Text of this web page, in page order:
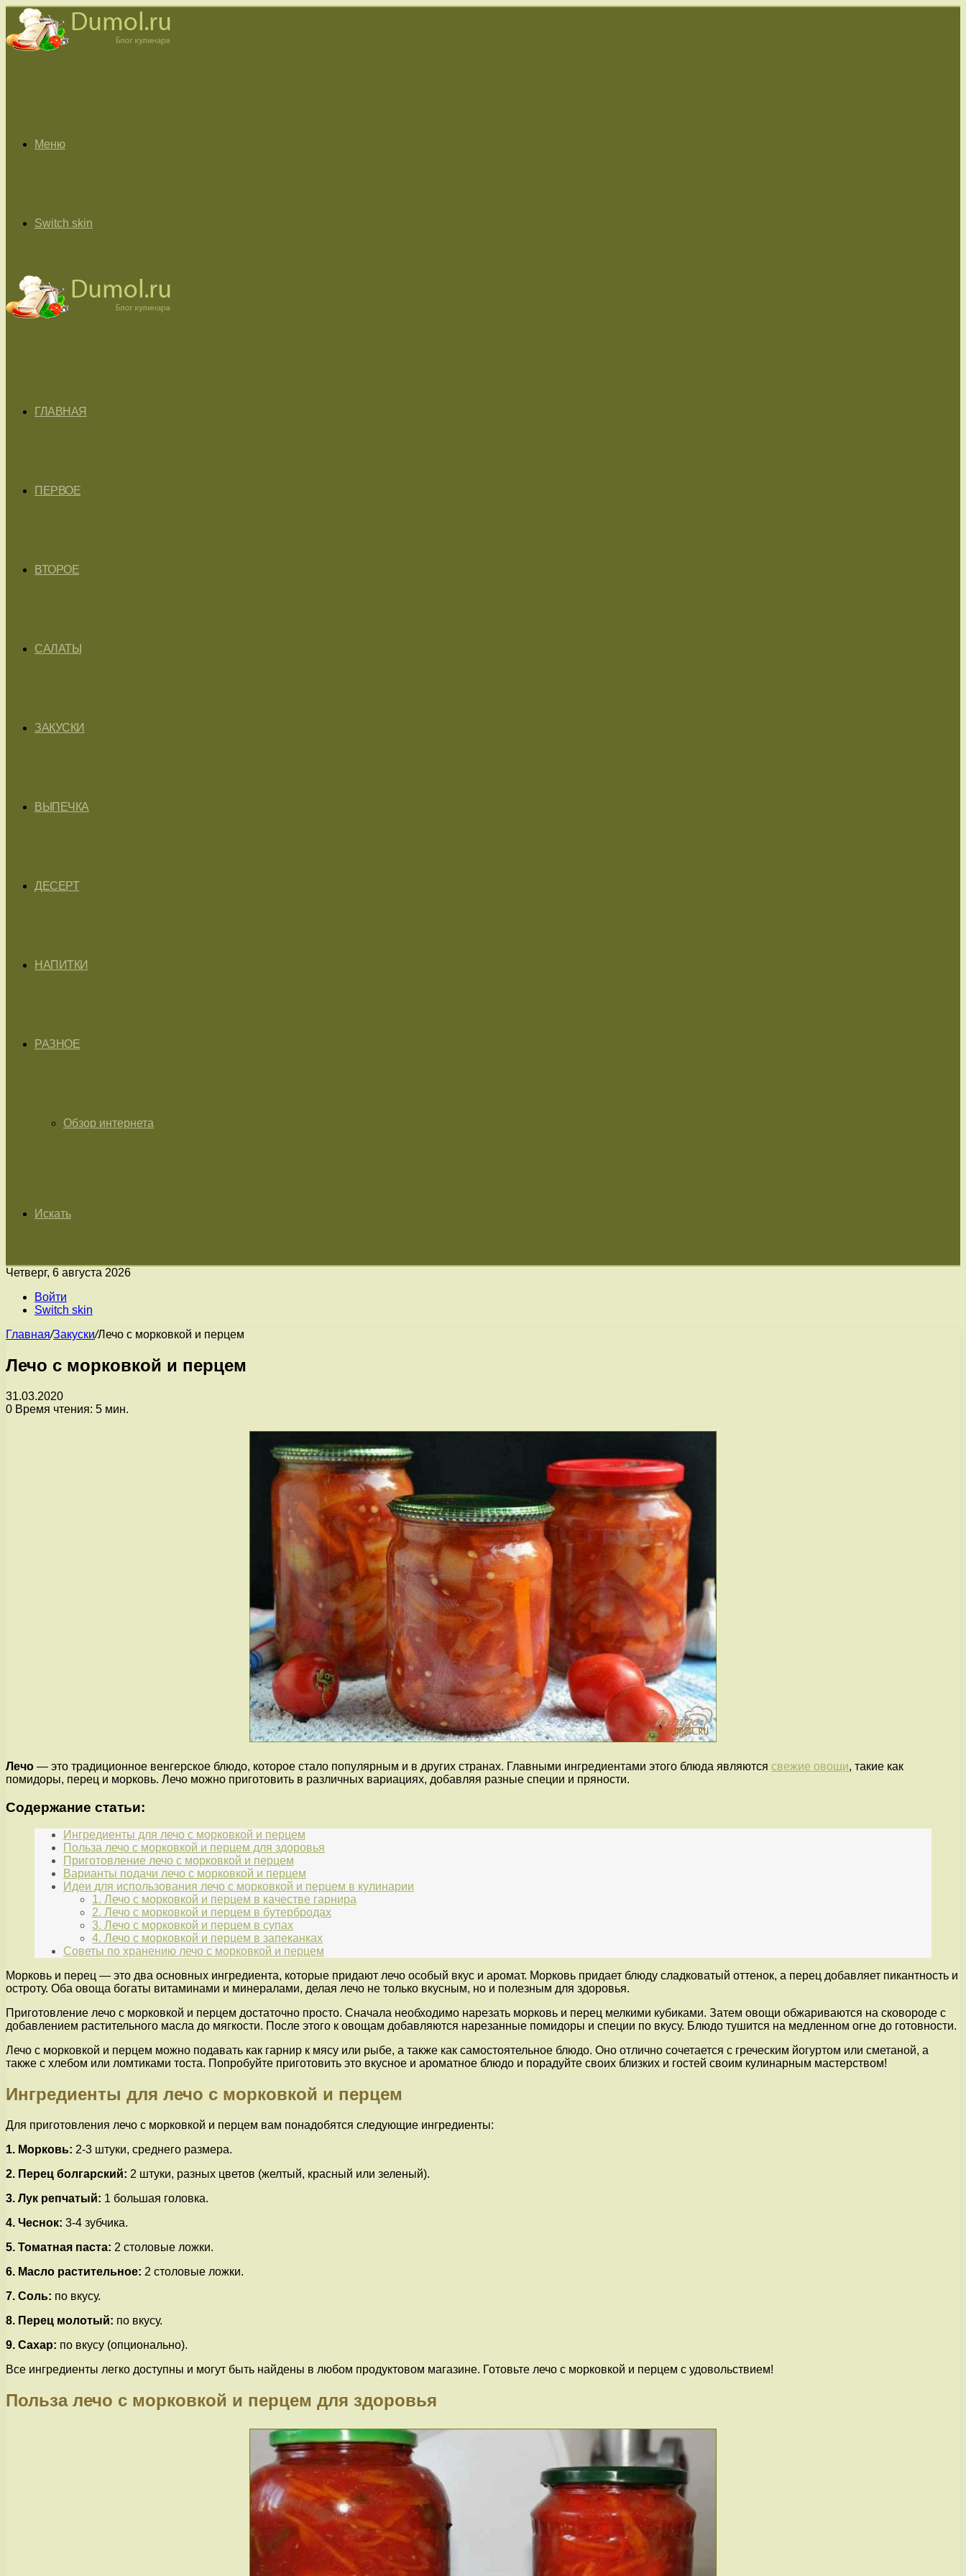
Меню
Switch skin
ГЛАВНАЯ
ПЕРВОЕ
ВТОРОЕ
САЛАТЫ
ЗАКУСКИ
ВЫПЕЧКА
ДЕСЕРТ
НАПИТКИ
РАЗНОЕ
Обзор интернета
Искать
Четверг, 6 августа 2026
Войти
Switch skin
Главная/Закуски/Лечо с морковкой и перцем
Лечо с морковкой и перцем
31.03.2020
0 Время чтения: 5 мин.
Лечо — это традиционное венгерское блюдо, которое стало популярным и в других странах. Главными ингредиентами этого блюда являются свежие овощи, такие как
помидоры, перец и морковь. Лечо можно приготовить в различных вариациях, добавляя разные специи и пряности.
Содержание статьи:
Ингредиенты для лечо с морковкой и перцем
Польза лечо с морковкой и перцем для здоровья
Приготовление лечо с морковкой и перцем
Варианты подачи лечо с морковкой и перцем
Идеи для использования лечо с морковкой и перцем в кулинарии
1. Лечо с морковкой и перцем в качестве гарнира
2. Лечо с морковкой и перцем в бутербродах
3. Лечо с морковкой и перцем в супах
4. Лечо с морковкой и перцем в запеканках
Советы по хранению лечо с морковкой и перцем
Морковь и перец — это два основных ингредиента, которые придают лечо особый вкус и аромат. Морковь придает блюду сладковатый оттенок, а перец добавляет пикантность и
остроту. Оба овоща богаты витаминами и минералами, делая лечо не только вкусным, но и полезным для здоровья.
Приготовление лечо с морковкой и перцем достаточно просто. Сначала необходимо нарезать морковь и перец мелкими кубиками. Затем овощи обжариваются на сковороде с
добавлением растительного масла до мягкости. После этого к овощам добавляются нарезанные помидоры и специи по вкусу. Блюдо тушится на медленном огне до готовности.
Лечо с морковкой и перцем можно подавать как гарнир к мясу или рыбе, а также как самостоятельное блюдо. Оно отлично сочетается с греческим йогуртом или сметаной, а
также с хлебом или ломтиками тоста. Попробуйте приготовить это вкусное и ароматное блюдо и порадуйте своих близких и гостей своим кулинарным мастерством!
Ингредиенты для лечо с морковкой и перцем
Для приготовления лечо с морковкой и перцем вам понадобятся следующие ингредиенты:
1. Морковь: 2-3 штуки, среднего размера.
2. Перец болгарский: 2 штуки, разных цветов (желтый, красный или зеленый).
3. Лук репчатый: 1 большая головка.
4. Чеснок: 3-4 зубчика.
5. Томатная паста: 2 столовые ложки.
6. Масло растительное: 2 столовые ложки.
7. Соль: по вкусу.
8. Перец молотый: по вкусу.
9. Сахар: по вкусу (опционально).
Все ингредиенты легко доступны и могут быть найдены в любом продуктовом магазине. Готовьте лечо с морковкой и перцем с удовольствием!
Польза лечо с морковкой и перцем для здоровья